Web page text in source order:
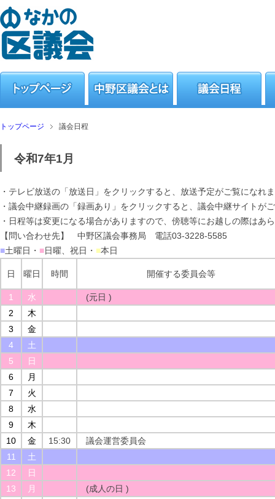
トップページ 議会日程
令和7年1月
・テレビ放送の「放送日」をクリックすると、放送予定がご覧になれ
・議会中継録画の「録画あり」をクリックすると、議会中継サイトが
・日程等は変更になる場合がありますので、傍聴等にお越しの際はあ
【問い合わせ先】 中野区議会事務局 電話03-3228-5585
■土曜日・ ■日曜、祝日・ ■本日
日 曜日 時間 開催する委員会等
1 水
(元日 )
2
木
3
金
4
土
5
日
6
月
7
火
8
水
9
木
10
金 15:30
議会運営委員会
11
土
12
日
13
月 (成人の日 )